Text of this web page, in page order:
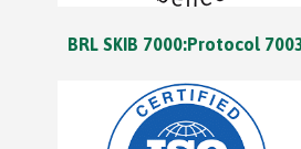
BRL SKIB 7000:Protocol